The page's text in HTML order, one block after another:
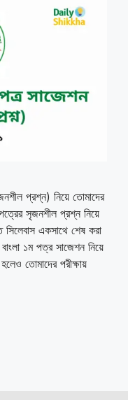
প্রশ্ন) নিয়ে তোমাদের
পত্রের সৃজনশীল প্রশ্ন নিয়ে
একসাথে শেষ করা
১ম পত্র সাজেশন নিয়ে
তোমাদের পরীক্ষায়